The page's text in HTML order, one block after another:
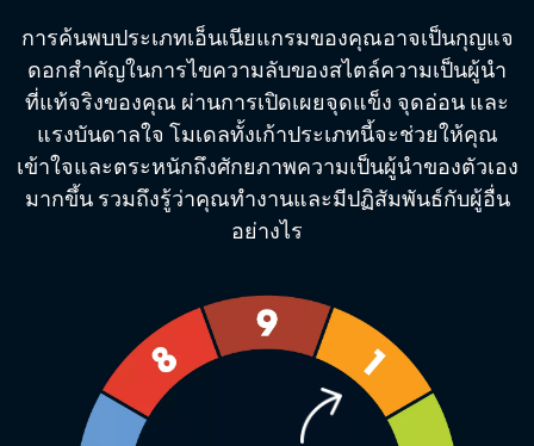
การค้นพบประเภทเอ็นเนียแกรมของคุณอาจเป็นกุญแจ
ดอกสำคัญในการไขความลับของสไตล์ความเป็นผู้นำ
ที่แท้จริงของคุณ ผ่านการเปิดเผยจุดแข็ง จุดอ่อน และ
แรงบันดาลใจ โมเดลทั้งเก้าประเภทนี้จะช่วยให้คุณ
เข้าใจและตระหนักถึงศักยภาพความเป็นผู้นำของตัวเอง
มากขึ้น รวมถึงรู้ว่าคุณทำงานและมีปฏิสัมพันธ์กับผู้อื่น
อย่างไร